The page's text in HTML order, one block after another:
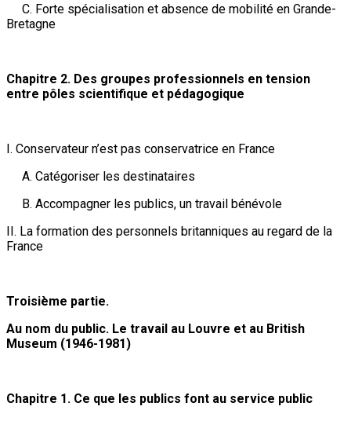
C. Forte spécialisation et absence de mobilité en Grande-
Bretagne
Chapitre 2. Des groupes professionnels en tension
entre pôles scientifique et pédagogique
I. Conservateur n’est pas conservatrice en France
A. Catégoriser les destinataires
B. Accompagner les publics, un travail bénévole
II. La formation des personnels britanniques au regard de la
France
Troisième partie.
Au nom du public. Le travail au Louvre et au British
Museum (1946-1981)
Chapitre 1. Ce que les publics font au service public